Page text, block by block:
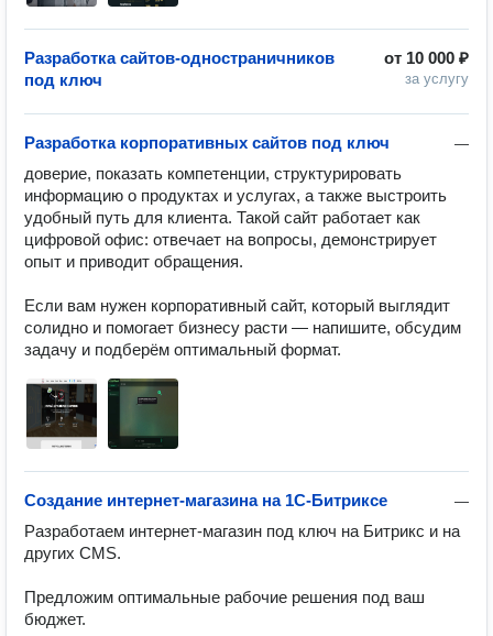
от 10 000 ₽
за услугу
Разработка сайтов-одностраничников
под ключ
—
Разработка корпоративных сайтов под ключ
доверие, показать компетенции, структурировать
информацию о продуктах и услугах, а также выстроить
удобный путь для клиента. Такой сайт работает как
цифровой офис: отвечает на вопросы, демонстрирует
опыт и приводит обращения.
Если вам нужен корпоративный сайт, который выглядит
солидно и помогает бизнесу расти — напишите, обсудим
задачу и подберём оптимальный формат.
—
Создание интернет‑магазина на 1С-Битриксе
Разработаем интернет-магазин под ключ на Битрикс и на
других CMS.
Предложим оптимальные рабочие решения под ваш
бюджет.